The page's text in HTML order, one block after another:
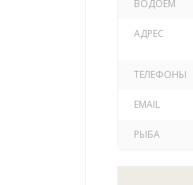
ВОДОЕМ
АДРЕС
ТЕЛЕФОНЫ
EMAIL
РЫБА